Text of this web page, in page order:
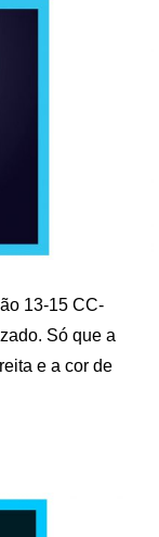
13-15 CC-
Só que a
e a cor de